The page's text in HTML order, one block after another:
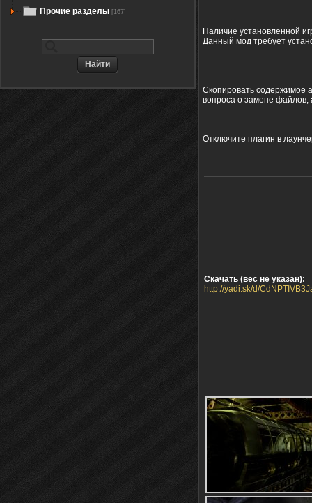
Прочие разделы [167]
Наличие установленной
Данный мод требует
Скопировать содержимое
вопроса о замене файлов,
Отключите плагин в
Скачать (вес не указан):
http://yadi.sk/d/